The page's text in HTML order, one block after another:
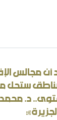
في واقعها
أن مجالس
ستحل
د.